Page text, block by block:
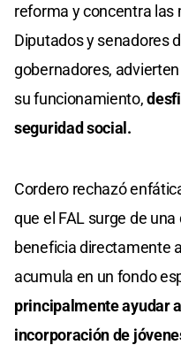
reforma y concentra
Diputados y senadores
gobernadores,
su funcionamiento,
seguridad social.
Cordero rechazó
que el FAL surge de
beneficia directamente
acumula en un fondo
principalmente ayudar
incorporación de